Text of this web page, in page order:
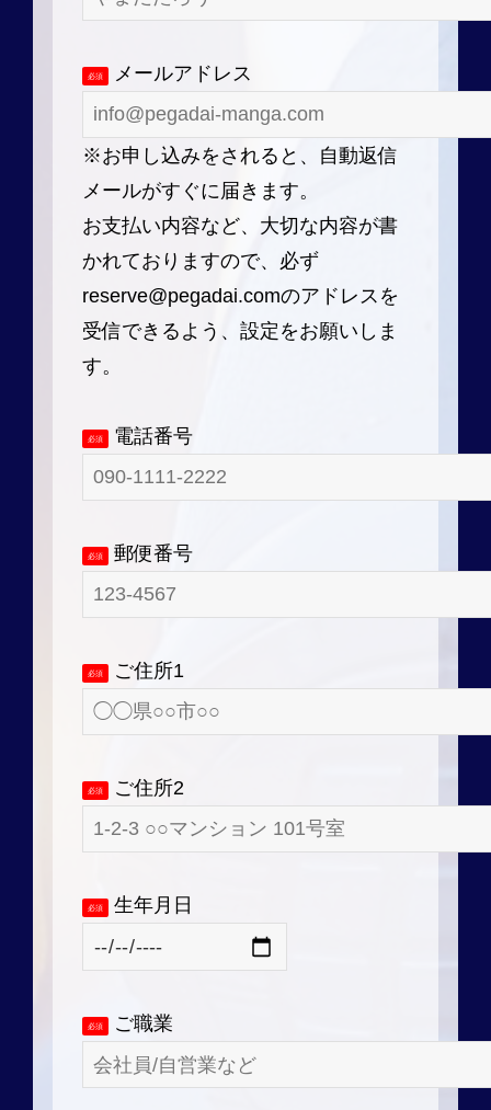
必須 メールアドレス
※お申し込みをされると、自動返信
メールがすぐに届きます。
お支払い内容など、大切な内容が書
かれておりますので、必ず
reserve@pegadai.comのアドレスを
受信できるよう、設定をお願いしま
す。
必須 電話番号
必須 郵便番号
必須 ご住所1
必須 ご住所2
必須 生年月日
必須 ご職業